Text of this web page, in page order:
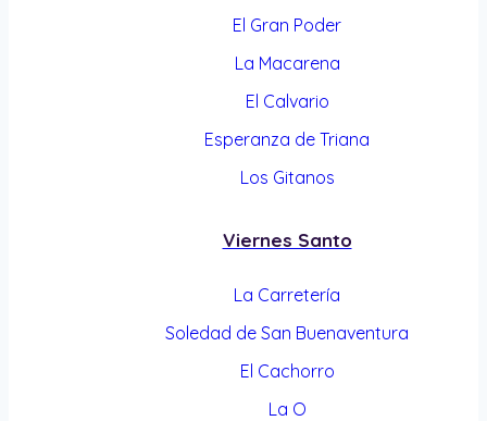
El Gran Poder
La Macarena
El Calvario
Esperanza de Triana
Los Gitanos
Viernes Santo
La Carretería
Soledad de San Buenaventura
El Cachorro
La O